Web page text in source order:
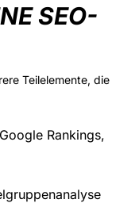
SEO-
Teilelemente, die
Rankings,